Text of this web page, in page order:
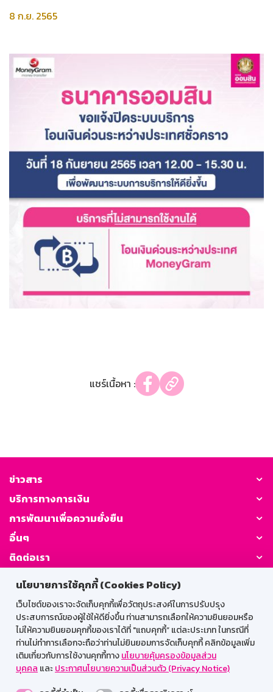
นโยบายการใช้คุกกี้ (Cookies Policy)
เว็บไซต์ของเราจะจัดเก็บคุกกี้เพื่อวัตถุประสงค์ในการปรับปรุง
ประสบการณ์ของผู้ใช้ให้ดียิ่งขึ้น ท่านสามารถเลือกให้ความยินยอมหรือ
ไม่ให้ความยินยอมคุกกี้ของเราได้ที่ "แถบคุกกี้” แต่ละประเภท ในกรณีที่
ท่านไม่ทำการเลือกจะถือว่าท่านไม่ยินยอมการจัดเก็บคุกกี้ คลิกข้อมูลเพิ่ม
เติมเกี่ยวกับการใช้งานคุกกี้ทางนโยบายคุ้มครองข้อมูลส่วน
บุคคล และประกาศนโยบายความเป็นส่วนตัว (Privacy Notice)
8 ก.ย. 2565
แชร์เนื้อหา :
ข่าวสาร
บริการทางการเงิน
การพัฒนาเพื่อความยั่งยืน
อื่นๆ
ติดต่อเรา
GSB Society:
สำหรับพนักงาน
Web HR
GSB Wisdom
M-Search
เข้าสู่ระบบเน็ตเมล